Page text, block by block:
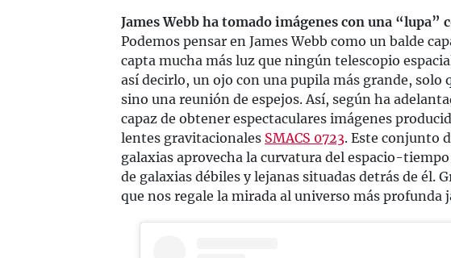
James Webb ha tomado imágenes con una “lupa”
Podemos pensar en James Webb como un balde
capta mucha más luz que ningún telescopio
así decirlo, un ojo con una pupila más grande, solo
sino una reunión de espejos. Así, según ha
capaz de obtener espectaculares imágenes
lentes gravitacionales SMACS 0723. Este conjunto
galaxias aprovecha la curvatura del espacio-
de galaxias débiles y lejanas situadas detrás de él.
que nos regale la mirada al universo más profunda